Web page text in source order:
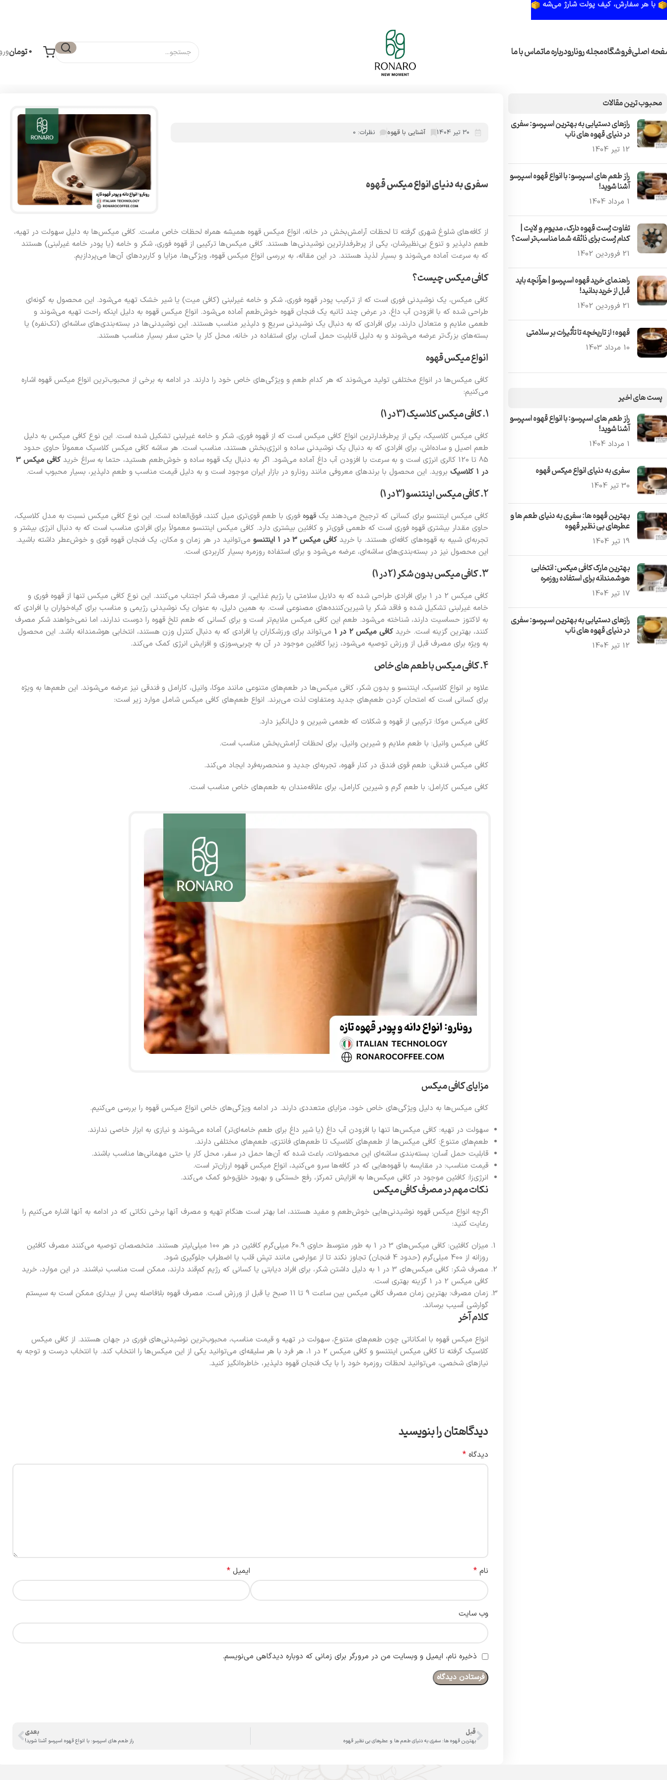
اصلیفروشگاهمجله رونارودرباره ماتماس با ما 0تومان
محبوب ترین مقالات
رازهای دستیابی به بهترین اسپرسو: سفری
در دنیای قهوه‌ های ناب
12 تیر 1404
راز طعم‌ های اسپرسو: با انواع قهوه اسپرسو
آشنا شوید!
1 مرداد 1404
تفاوت رُست قهوه دارک، مدیوم و لایت |
کدام رُست برای ذائقه شما مناسب‌تر است؟
21 فروردین 1402
راهنمای خرید قهوه اسپرسو | هرآنچه باید
قبل از خرید بدانید!
21 فروردین 1402
قهوه؛ از تاریخچه تا تأثیرات بر سلامتی
10 مرداد 1403
پست های اخیر
راز طعم‌ های اسپرسو: با انواع قهوه اسپرسو
آشنا شوید!
1 مرداد 1404
سفری به دنیای انواع میکس قهوه
30 تیر 1404
بهترین قهوه ها: سفری به دنیای طعم ‌ها و
عطرهای بی ‌نظیر قهوه
19 تیر 1404
بهترین مارک کافی میکس: انتخابی
هوشمندانه برای استفاده روزمره
17 تیر 1404
رازهای دستیابی به بهترین اسپرسو: سفری
در دنیای قهوه‌ های ناب
12 تیر 1404
30 تیر 1404 آشنایی با قهوه نظرات: 0
سفری به دنیای انواع میکس قهوه
از کافه‌های شلوغ شهری گرفته تا لحظات آرامش‌بخش در خانه، انواع میکس قهوه همیشه همراه لحظات خاص ماست. کافی میکس‌ها به دلیل سهولت در تهیه،
طعم دلپذیر و تنوع بی‌نظیرشان، یکی از پرطرفدارترین نوشیدنی‌ها هستند. کافی میکس‌ها ترکیبی از قهوه فوری، شکر و خامه (یا پودر خامه غیرلبنی) هستند
که به سرعت آماده می‌شوند و بسیار لذیذ هستند. در این مقاله، به بررسی انواع میکس قهوه، ویژگی‌ها، مزایا و کاربردهای آن‌ها می‌پردازیم.
کافی میکس چیست؟
کافی میکس، یک نوشیدنی فوری است که از ترکیب پودر قهوه فوری، شکر و خامه غیرلبنی (کافی میت) یا شیر خشک تهیه می‌شود. این محصول به گونه‌ای
طراحی شده که با افزودن آب داغ، در عرض چند ثانیه یک فنجان قهوه خوش‌طعم آماده می‌شود. انواع میکس قهوه به دلیل اینکه راحت تهیه می‌شوند و
طعمی ملایم و متعادل دارند، برای افرادی که به دنبال یک نوشیدنی سریع و دلپذیر مناسب هستند. این نوشیدنی‌ها در بسته‌بندی‌های ساشه‌ای (تک‌نفره) یا
بسته‌های بزرگ‌تر عرضه می‌شوند و به دلیل قابلیت حمل آسان، برای استفاده در خانه، محل کار یا حتی سفر بسیار مناسب هستند.
انواع میکس قهوه
کافی میکس‌ها در انواع مختلفی تولید می‌شوند که هر کدام طعم و ویژگی‌های خاص خود را دارند. در ادامه به برخی از محبوب‌ترین انواع میکس قهوه اشاره
می‌کنیم:
۱. کافی میکس کلاسیک (3 در 1)
کافی میکس کلاسیک، یکی از پرطرفدارترین انواع کافی میکس است که از قهوه فوری، شکر و خامه غیرلبنی تشکیل شده است. این نوع کافی میکس به دلیل
طعم اصیل و ساده‌اش، برای افرادی که به دنبال یک نوشیدنی ساده و انرژی‌بخش هستند، مناسب است. هر ساشه کافی میکس کلاسیک معمولاً حاوی حدود
85 تا 120 کالری انرژی است و به سرعت با افزودن آب داغ آماده می‌شود. اگر به دنبال یک قهوه ساده و خوش‌طعم هستید، حتما به سراغ خرید
کافی میکس 3
در 1 کلاسیک
بروید. این محصول با برندهای معروفی مانند رونارو در بازار ایران موجود است و به دلیل قیمت مناسب و طعم دلپذیر، بسیار محبوب است.
۲. کافی میکس اینتنسو (3 در 1)
کافی میکس اینتنسو برای کسانی که ترجیح می‌دهند یکقهوهفوری با طعم قوی‌تری میل کنند، فوق‌العاده است. این نوع کافی میکس نسبت به مدل کلاسیک،
حاوی مقدار بیشتری قهوه فوری است که طعمی قوی‌تر و کافئین بیشتری دارد. کافی میکس اینتنسو معمولاً برای افرادی مناسب است که به دنبال انرژی بیشتر و
تجربه‌ای شبیه به قهوه‌های کافه‌ای هستند. با خریدکافی میکس 3 در 1 اینتنسو
می‌توانید در هر زمان و مکان، یک فنجان قهوه قوی و خوش‌عطر داشته باشید.
این محصول نیز در بسته‌بندی‌های ساشه‌ای، عرضه می‌شود و برای استفاده روزمره بسیار کاربردی است.
۳. کافی میکس بدون شکر (2 در 1)
کافی میکس 2 در 1 برای افرادی طراحی شده که به دلایل سلامتی یا رژیم غذایی، از مصرف شکر اجتناب می‌کنند. این نوع کافی میکس تنها از قهوه فوری و
خامه غیرلبنی تشکیل شده و فاقد شکر یا شیرین‌کننده‌های مصنوعی است. به همین دلیل، به عنوان یک نوشیدنی رژیمی و مناسب برای گیاه‌خواران یا افرادی که
به لاکتوز حساسیت دارند، شناخته می‌شود. طعم این کافی میکس ملایم‌تر است و برای کسانی که طعم تلخ قهوه را دوست ندارند، اما نمی‌خواهند شکر مصرف
کنند، بهترین گزینه است.‌ خریدکافی میکس 2 در 1
می‌تواند برای ورزشکاران یا افرادی که به دنبال کنترل وزن هستند، انتخابی هوشمندانه باشد. این محصول
به ویژه برای مصرف قبل از ورزش توصیه می‌شود، زیرا کافئین موجود در آن به چربی‌سوزی و افزایش انرژی کمک می‌کند.
۴. کافی میکس با طعم‌ های خاص
علاوه بر انواع کلاسیک، اینتنسو و بدون شکر، کافی میکس‌ها در طعم‌های متنوعی مانند موکا، وانیل، کارامل و فندقی نیز عرضه می‌شوند. این طعم‌ها به ویژه
برای کسانی است که امتحان کردن طعم‌های جدید ومتفاوت لذت می‌برند. انواع طعم‌های کافی میکس شامل موارد زیر است:
کافی میکس موکا: ترکیبی از قهوه و شکلات که طعمی شیرین و دل‌انگیز دارد.
کافی میکس وانیل: با طعم ملایم و شیرین وانیل، برای لحظات آرامش‌بخش مناسب است.
کافی میکس فندقی: طعم قوی فندق در کنار قهوه، تجربه‌ای جدید و منحصربه‌فرد ایجاد می‌کند.
کافی میکس کارامل: با طعم گرم و شیرین کارامل، برای علاقه‌مندان به طعم‌های خاص مناسب است.
مزایای کافی میکس
کافی میکس‌ها به دلیل ویژگی‌های خاص خود، مزایای متعددی دارند. در ادامه ویژگی‌های خاص انواع میکس قهوه را بررسی می‌کنیم.
سهولت در تهیه: کافی میکس‌ها تنها با افزودن آب داغ (یا شیر داغ برای طعم خامه‌ای‌تر) آماده می‌شوند و نیازی به ابزار خاصی ندارند.
طعم‌های متنوع: کافی‌ میکس‌ها از طعم‌های کلاسیک تا طعم‌های فانتزی، طعم‌های مختلفی دارند.
قابلیت حمل آسان: بسته‌بندی ساشه‌ای این محصولات، باعث شده که آن‌ها حمل در سفر، محل کار یا حتی مهمانی‌ها مناسب باشند.
قیمت مناسب: در مقایسه با قهوه‌هایی که در کافه‌ها سرو می‌کنید، انواع میکس قهوه ارزان‌تر است.
انرژی‌زا: کافئین موجود در کافی میکس‌ها به افزایش تمرکز، رفع خستگی و بهبود خلق‌وخو کمک می‌کند.
نکات مهم در مصرف کافی میکس
اگرچه انواع میکس قهوه نوشیدنی‌هایی خوش‌طعم و مفید هستند، اما بهتر است هنگام تهیه و مصرف آنها برخی نکاتی که در ادامه به آنها اشاره می‌کنیم را
رعایت کنید:
میزان کافئین: کافی میکس‌های 3 در 1 به طور متوسط حاوی 60.9 میلی‌گرم کافئین در هر 100 میلی‌لیتر هستند. متخصصان توصیه می‌کنند مصرف کافئین
روزانه از 400 میلی‌گرم (حدود 4 فنجان) تجاوز نکند تا از عوارضی مانند تپش قلب یا اضطراب جلوگیری شود.
مصرف شکر: کافی میکس‌های 3 در 1 به دلیل داشتن شکر، برای افراد دیابتی یا کسانی که رژیم کم‌قند دارند، ممکن است مناسب نباشند. در این موارد، خرید
کافی میکس 2 در 1 گزینه بهتری است.
زمان مصرف: بهترین زمان مصرف کافی میکس بین ساعت 9 تا 11 صبح یا قبل از ورزش است. مصرف قهوه بلافاصله پس از بیداری ممکن است به سیستم
گوارشی آسیب برساند.
کلام آخر
انواع میکس قهوه با امکاناتی چون طعم‌های متنوع، سهولت در تهیه و قیمت مناسب، محبوب‌ترین نوشیدنی‌های فوری در جهان هستند. از کافی میکس
کلاسیک گرفته تا کافی میکس اینتنسو و کافی میکس 2 در 1، هر فرد با هر سلیقه‌ای می‌توانید یکی از این میکس‌ها را انتخاب کند. با انتخاب درست و توجه به
نیازهای شخصی، می‌توانید لحظات روزمره خود را با یک فنجان قهوه دلپذیر، خاطره‌انگیز کنید.
دیدگاهتان را بنویسید
دیدگاه*
نام* ایمیل *
وب‌ سایت
ذخیره نام، ایمیل و وبسایت من در مرورگر برای زمانی که دوباره دیدگاهی می‌نویسم.
قبل
بهترین قهوه ها: سفری به دنیای طعم ‌ها و عطرهای بی ‌نظیر قهوه
بعدی
راز طعم‌ های اسپرسو: با انواع قهوه اسپرسو آشنا شوید!
با هر سفارش، کیف پولت شارژ می‌شه